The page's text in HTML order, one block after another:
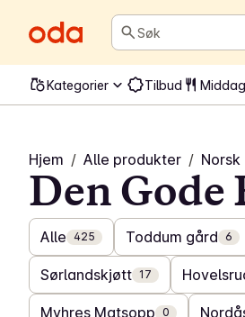
Søk
Kategorier Tilbud Middag
Hjem / Alle produkter /
Den Gode
Alle 425 Toddum gård 6
Sørlandskjøtt 17
Myhres Matsopp 0